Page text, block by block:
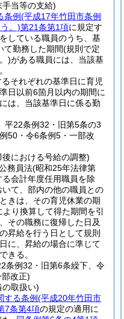
当等の支給)
条例(平成17年竹田市条例
。)第21条第1項に規定す
している職員のうち、基
て勤務した期間(規則で定
)がある職員には、当該基
それぞれの基準日に育児
日以前6箇月以内の期間に
は、当該基準日に係る勤
平22条例32・旧第5条の3
50・令6条例5・一部改
における号給の調整)
務員法(昭和25年法律第
会計年度任用職員を除
て、部内の他の職員との
きは、その育児休業の期
り換算して得た期間を引
その職務に復帰した日及
昇給を行う日として規則
に、昇給の場合に準じて
きる。
条例32・旧第6条繰下、令
改正)
取扱い)
する条例(平成20年竹田市
7条第4項の規定の適用に